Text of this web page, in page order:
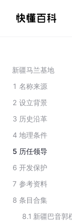
新疆马兰基地
1 名称来源
2 设立背景
3 历史沿革
4 地理条件
5 历任领导
6 开发保护
7 参考资料
8 条目合集
8.1